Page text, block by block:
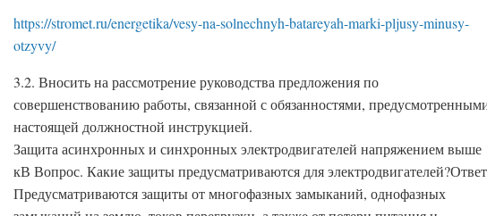
https://stromet.ru/energetika/vesy-na-solnechnyh-batareyah-marki-pljusy-minusy-
otzyvy/
3.2. Вносить на рассмотрение руководства предложения по
совершенствованию работы, связанной с обязанностями,
настоящей должностной инструкцией.
Защита асинхронных и синхронных электродвигателей напряжением выше
кВ Вопрос. Какие защиты предусматриваются для
Предусматриваются защиты от многофазных замыканий, однофазных